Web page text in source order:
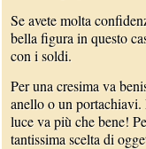
Se avete molta
bella figura in questo
con i soldi.
Per una cresima va
anello o un
luce va più che bene!
tantissima scelta di